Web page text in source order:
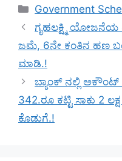
Categories
Government
ಗೃಹಲಕ್ಷ್ಮಿ
ಜಮೆ, 6ನೇ ಕಂತಿನ ಹಣ
ಮಾಡಿ.!
ಬ್ಯಾಂಕ್ ನಲ್ಲಿ ಅಕೌಂಟ್
342.ರೂ ಕಟ್ಟಿ ಸಾಕು 2
ಕೊಡುಗೆ.!